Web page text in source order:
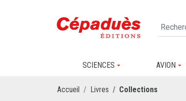
SCIENCES AVION
Accueil Livres Collections